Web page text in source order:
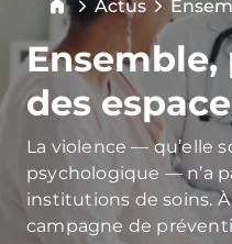
Breadcrumb
Actus
des
La violence — qu’elle
psychologique — n’a
institutions de soins.
campagne de